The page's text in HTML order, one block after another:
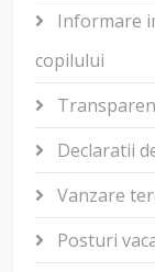
Informare
copilului
Declaratii
Vanzare
Posturi